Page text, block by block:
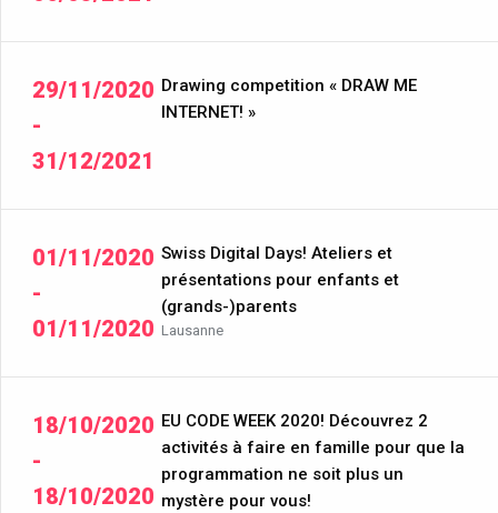
29/11/2020
-
31/12/2021
Drawing competition « DRAW ME
INTERNET! »
01/11/2020
-
01/11/2020
Swiss Digital Days! Ateliers et
présentations pour enfants et
(grands-)parents
Lausanne
18/10/2020
-
18/10/2020
EU CODE WEEK 2020! Découvrez 2
activités à faire en famille pour que la
programmation ne soit plus un
mystère pour vous!